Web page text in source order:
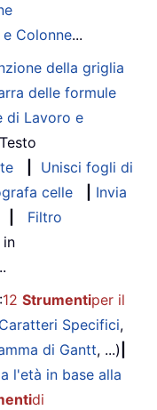
Colonne...
della griglia
delle formule
di Lavoro e
Unisci fogli di
celle
Invia
Filtro
in
:12 Strumentiper il
Specifici,
di Gantt, ...)
l'età in base alla
di